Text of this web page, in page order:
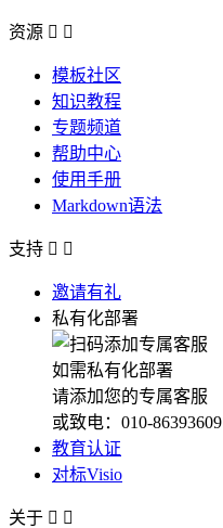
资源  
模板社区
知识教程
专题频道
帮助中心
使用手册
Markdown语法
支持  
邀请有礼
私有化部署
如需私有化部署
请添加您的专属客服
或致电：010-86393609
教育认证
对标Visio
关于  